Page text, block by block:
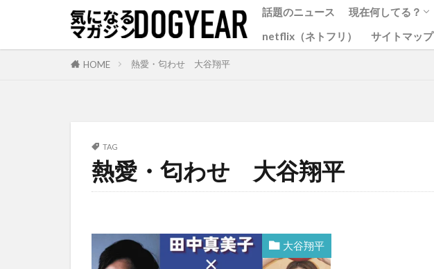
話題のニュース 現在何してる？
松本人志
ジャニーズ
netflix（ネトフリ）
サイトマップ
HOME 熱愛・匂わせ 大谷翔平
TAG
熱愛・匂わせ 大谷翔平
大谷翔平